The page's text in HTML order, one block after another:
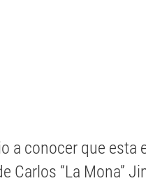
a conocer que esta
Carlos “La Mona”